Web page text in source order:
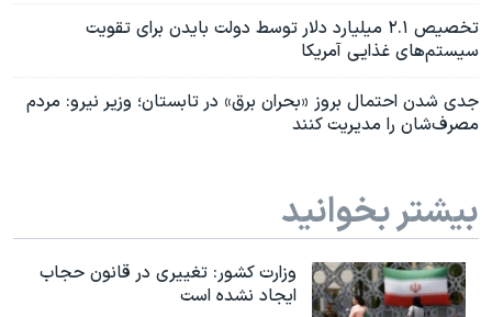
تخصیص ۲.۱ میلیارد دلار توسط دولت بایدن برای تقویت
سیستم‌های غذایی آمریکا
جدی شدن احتمال بروز «بحران برق» در تابستان؛ وزیر نیرو: مردم
مصرف‌شان را مدیریت کنند
بیشتر بخوانید
وزارت کشور: تغییری در قانون حجاب
ایجاد نشده است